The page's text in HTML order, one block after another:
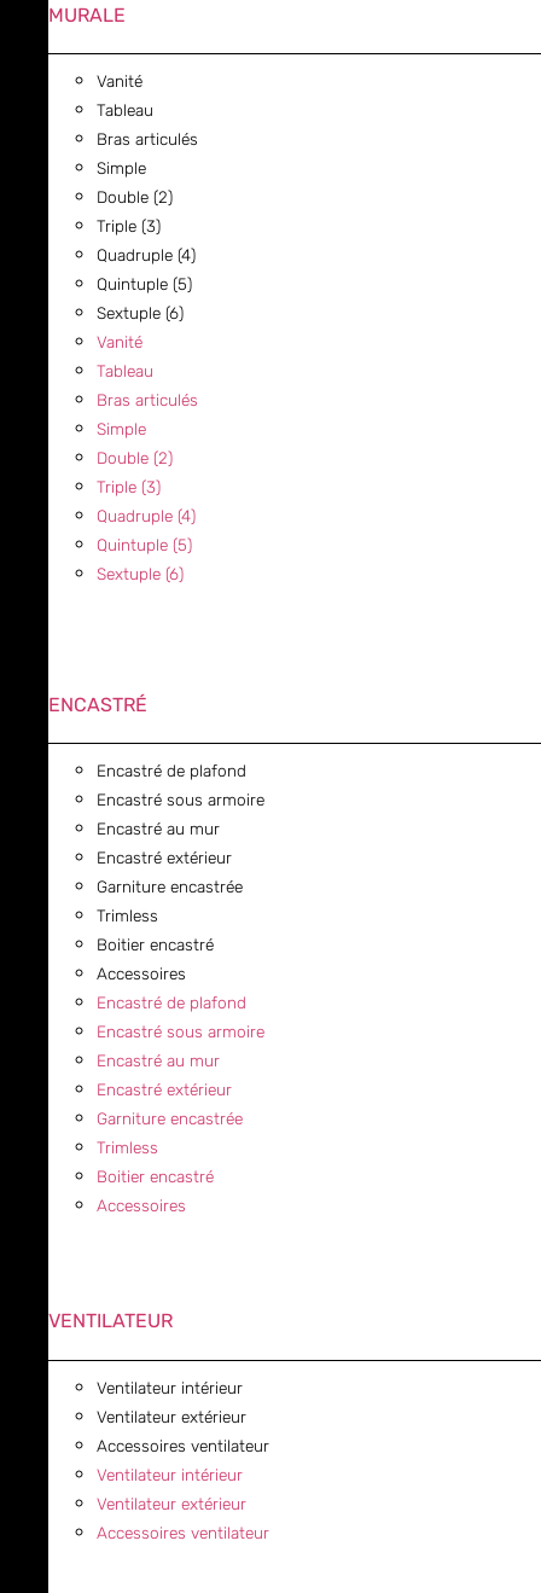
MURALE
Vanité
Tableau
Bras articulés
Simple
Double (2)
Triple (3)
Quadruple (4)
Quintuple (5)
Sextuple (6)
Vanité
Tableau
Bras articulés
Simple
Double (2)
Triple (3)
Quadruple (4)
Quintuple (5)
Sextuple (6)
ENCASTRÉ
Encastré de plafond
Encastré sous armoire
Encastré au mur
Encastré extérieur
Garniture encastrée
Trimless
Boitier encastré
Accessoires
Encastré de plafond
Encastré sous armoire
Encastré au mur
Encastré extérieur
Garniture encastrée
Trimless
Boitier encastré
Accessoires
VENTILATEUR
Ventilateur intérieur
Ventilateur extérieur
Accessoires ventilateur
Ventilateur intérieur
Ventilateur extérieur
Accessoires ventilateur